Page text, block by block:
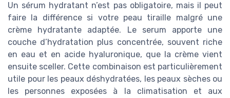
Un sérum hydratant n’est pas obligatoire, mais il peut
faire la différence si votre peau tiraille malgré une
crème hydratante adaptée. Le serum apporte une
couche d’hydratation plus concentrée, souvent riche
en eau et en acide hyaluronique, que la crème vient
ensuite sceller. Cette combinaison est particulièrement
utile pour les peaux déshydratées, les peaux sèches ou
les personnes exposées à la climatisation et aux